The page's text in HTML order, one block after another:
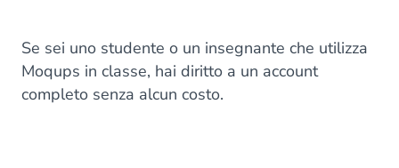
Se sei uno studente o un insegnante che utilizza
Moqups in classe, hai diritto a un account
completo senza alcun costo.